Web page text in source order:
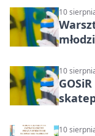
10
10
10